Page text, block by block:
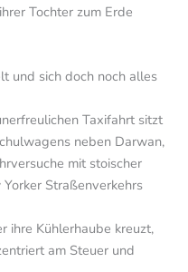
Tochter zum Erde
und sich doch noch alles
Taxifahrt sitzt
neben Darwan,
mit stoischer
Straßenverkehrs
ihre Kühlerhaube kreuzt,
am Steuer und